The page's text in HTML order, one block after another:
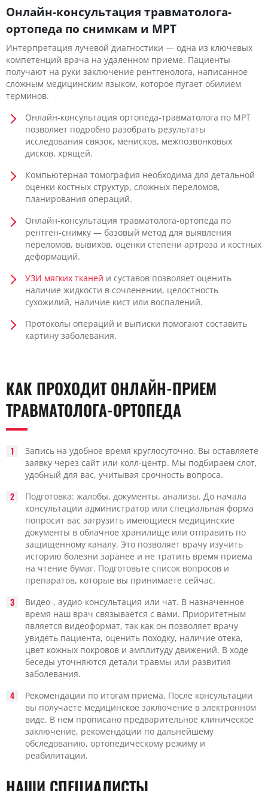
Онлайн-консультация травматолога-
ортопеда по снимкам и МРТ
Интерпретация лучевой диагностики — одна из ключевых
компетенций врача на удаленном приеме. Пациенты
получают на руки заключение рентгенолога, написанное
сложным медицинским языком, которое пугает обилием
терминов.
Онлайн-консультация ортопеда-травматолога по МРТ
позволяет подробно разобрать результаты
исследования связок, менисков, межпозвонковых
дисков, хрящей.
Компьютерная томография необходима для детальной
оценки костных структур, сложных переломов,
планирования операций.
Онлайн-консультация травматолога-ортопеда по
рентген-снимку — базовый метод для выявления
переломов, вывихов, оценки степени артроза и костных
деформаций.
УЗИ мягких тканей и суставов позволяет оценить
наличие жидкости в сочленении, целостность
сухожилий, наличие кист или воспалений.
Протоколы операций и выписки помогают составить
картину заболевания.
КАК ПРОХОДИТ ОНЛАЙН-ПРИЕМ
ТРАВМАТОЛОГА-ОРТОПЕДА
Запись на удобное время круглосуточно. Вы оставляете
заявку через сайт или колл-центр. Мы подбираем слот,
удобный для вас, учитывая срочность вопроса.
Подготовка: жалобы, документы, анализы. До начала
консультации администратор или специальная форма
попросит вас загрузить имеющиеся медицинские
документы в облачное хранилище или отправить по
защищенному каналу. Это позволяет врачу изучить
историю болезни заранее и не тратить время приема
на чтение бумаг. Подготовьте список вопросов и
препаратов, которые вы принимаете сейчас.
Видео-, аудио-консультация или чат. В назначенное
время наш врач связывается с вами. Приоритетным
является видеоформат, так как он позволяет врачу
увидеть пациента, оценить походку, наличие отека,
цвет кожных покровов и амплитуду движений. В ходе
беседы уточняются детали травмы или развития
заболевания.
Рекомендации по итогам приема. После консультации
вы получаете медицинское заключение в электронном
виде. В нем прописано предварительное клиническое
заключение, рекомендации по дальнейшему
обследованию, ортопедическому режиму и
реабилитации.